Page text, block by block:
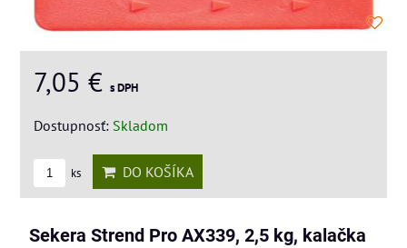
7,05 € s DPH
Dostupnosť: Skladom
ks DO KOŠÍKA
Sekera Strend Pro AX339, 2,5 kg, kalačka